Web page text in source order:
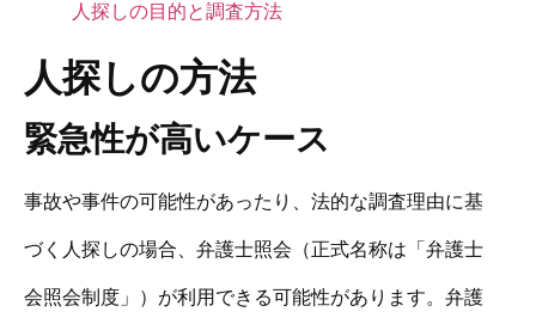
人探しの目的と調査方法
人探しの方法
緊急性が高いケース
事故や事件の可能性があったり、法的な調査理由に基
づく人探しの場合、弁護士照会（正式名称は「弁護士
会照会制度」）が利用できる可能性があります。弁護